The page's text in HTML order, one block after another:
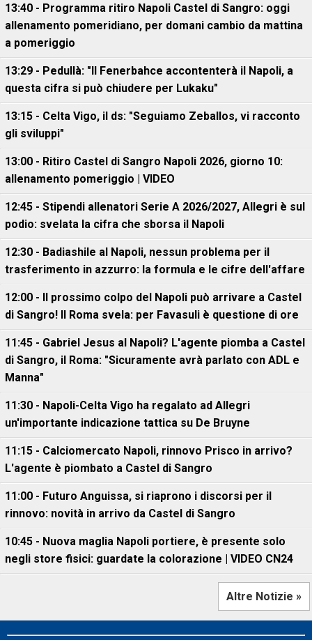
13:40 - Programma ritiro Napoli Castel di Sangro: oggi
allenamento pomeridiano, per domani cambio da mattina
a pomeriggio
13:29 - Pedullà: "Il Fenerbahce accontenterà il Napoli, a
questa cifra si può chiudere per Lukaku"
13:15 - Celta Vigo, il ds: "Seguiamo Zeballos, vi racconto
gli sviluppi"
13:00 - Ritiro Castel di Sangro Napoli 2026, giorno 10:
allenamento pomeriggio | VIDEO
12:45 - Stipendi allenatori Serie A 2026/2027, Allegri è sul
podio: svelata la cifra che sborsa il Napoli
12:30 - Badiashile al Napoli, nessun problema per il
trasferimento in azzurro: la formula e le cifre dell'affare
12:00 - Il prossimo colpo del Napoli può arrivare a Castel
di Sangro! Il Roma svela: per Favasuli è questione di ore
11:45 - Gabriel Jesus al Napoli? L'agente piomba a Castel
di Sangro, il Roma: "Sicuramente avrà parlato con ADL e
Manna"
11:30 - Napoli-Celta Vigo ha regalato ad Allegri
un'importante indicazione tattica su De Bruyne
11:15 - Calciomercato Napoli, rinnovo Prisco in arrivo?
L'agente è piombato a Castel di Sangro
11:00 - Futuro Anguissa, si riaprono i discorsi per il
rinnovo: novità in arrivo da Castel di Sangro
10:45 - Nuova maglia Napoli portiere, è presente solo
negli store fisici: guardate la colorazione | VIDEO CN24
Altre Notizie »